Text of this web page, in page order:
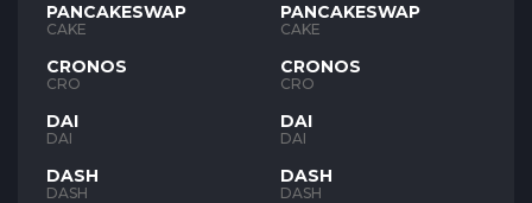
PANCAKESWAP
CAKE
CRONOS
CRO
DAI
DAI
DASH
DASH
PANCAKESWAP
CAKE
CRONOS
CRO
DAI
DAI
DASH
DASH